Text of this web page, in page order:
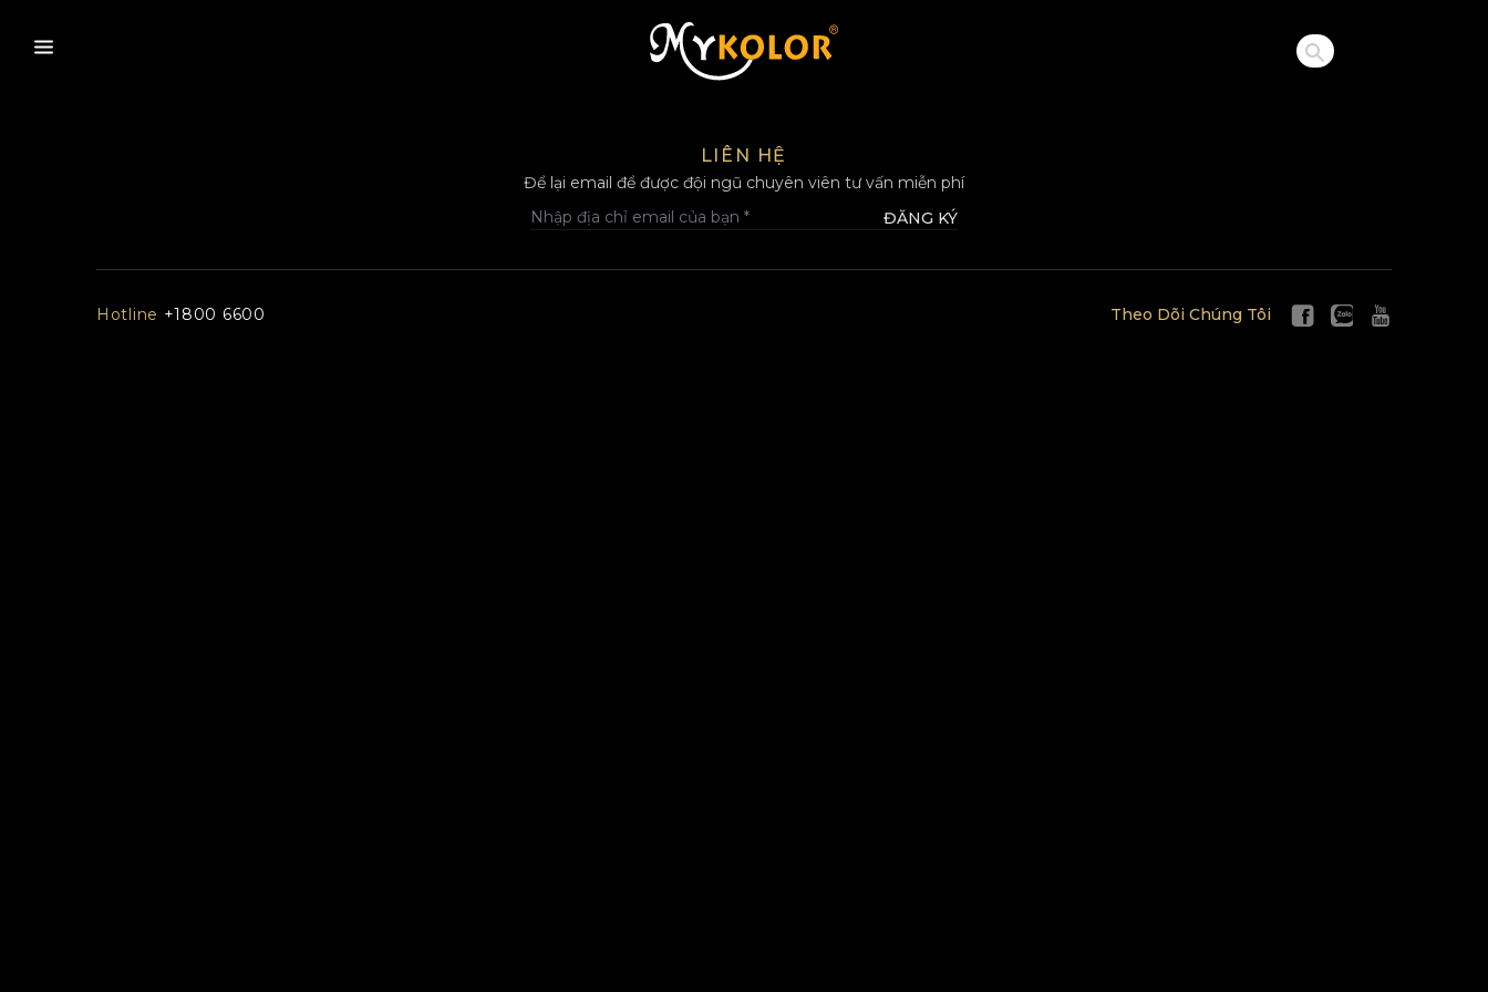
MYKOLOR
LIÊN HỆ
Để lại email để được đội ngũ chuyên viên tư vấn miễn phí
ĐĂNG KÝ
Hotline +1800 6600 Theo Dõi Chúng Tôi